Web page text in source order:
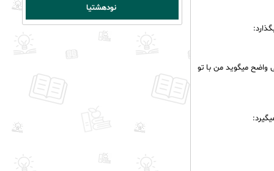
میگوید من با تو
نودهشتیا